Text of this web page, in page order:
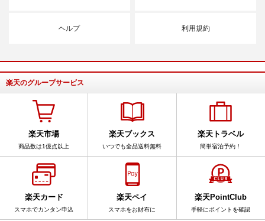
ヘルプ 利用規約
楽天のグループサービス
楽天市場
商品数は1億点以上
楽天ブックス
いつでも全品送料無料
楽天トラベル
簡単宿泊予約！
楽天カード
スマホでカンタン申込
楽天ペイ
スマホをお財布に
楽天PointClub
手軽にポイントを確認